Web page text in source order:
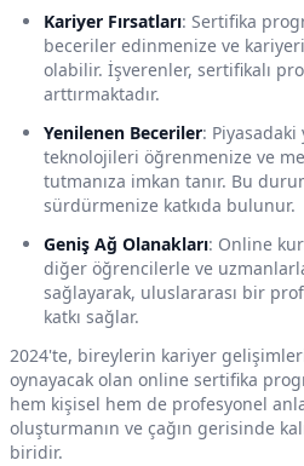
Kariyer Fırsatları: Sertifika
beceriler edinmenize ve
olabilir. İşverenler, sertifikalı
arttırmaktadır.
Yenilenen Beceriler:
teknolojileri öğrenmenize ve
tutmanıza imkan tanır. Bu
sürdürmenize katkıda bulunur.
Geniş Ağ Olanakları: Online
diğer öğrencilerle ve
sağlayarak, uluslararası bir
katkı sağlar.
2024'te, bireylerin kariyer
oynayacak olan online sertifika
hem kişisel hem de profesyonel
oluşturmanın ve çağın gerisinde
biridir.